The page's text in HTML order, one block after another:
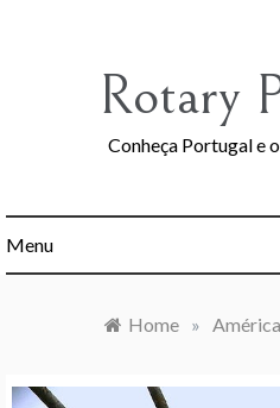
Rotary
Conheça Portugal e
Menu
Home »